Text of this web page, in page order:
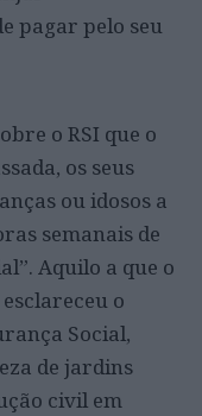
pagar pelo seu
o RSI que o
os seus
ou idosos a
semanais de
Aquilo a que o
o
Social,
de jardins
civil em